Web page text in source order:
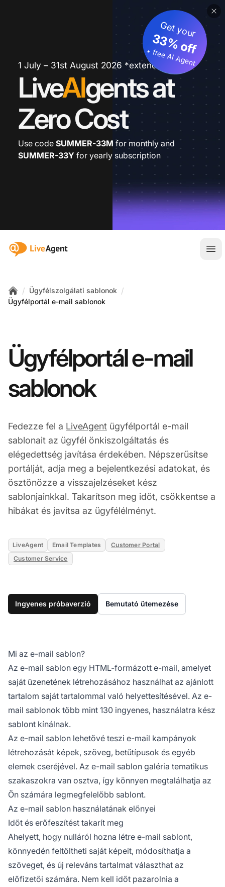
1 July – 31st August 2026 *extended
LiveAIgents at
Zero Cost
Get your
33% off
+ free AI Agent
Use code SUMMER-33M for monthly and
SUMMER-33Y for yearly subscription
:site.title
Home
/ Ügyfélszolgálati sablonok /
Ügyfélportál e-mail sablonok
Ügyfélportál e-mail
sablonok
Fedezze fel a LiveAgent ügyfélportál e-mail
sablonait az ügyfél önkiszolgáltatás és
elégedettség javítása érdekében. Népszerűsítse
portálját, adja meg a bejelentkezési adatokat, és
ösztönözze a visszajelzéseket kész
sablonjainkkal. Takarítson meg időt, csökkentse a
hibákat és javítsa az ügyfélélményt.
LiveAgent Email Templates
Customer Portal
Customer Service
Ingyenes próbaverzió Bemutató ütemezése
Mi az e-mail sablon?
Az e-mail sablon egy HTML-formázott e-mail, amelyet
saját üzenetének létrehozásához használhat az ajánlott
tartalom saját tartalommal való helyettesítésével. Az e-
mail sablonok több mint 130 ingyenes, használatra kész
sablont kínálnak.
Az e-mail sablon lehetővé teszi e-mail kampányok
létrehozását képek, szöveg, betűtípusok és egyéb
elemek cseréjével. Az e-mail sablon galéria tematikus
szakaszokra van osztva, így könnyen megtalálhatja az
Ön számára legmegfelelőbb sablont.
Az e-mail sablon használatának előnyei
Időt és erőfeszítést takarít meg
Ahelyett, hogy nulláról hozna létre e-mail sablont,
könnyedén feltöltheti saját képeit, módosíthatja a
szöveget, és új releváns tartalmat választhat az
előfizetői számára. Nem kell időt pazarolnia a